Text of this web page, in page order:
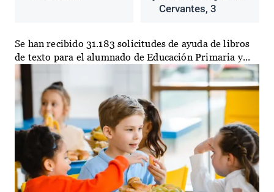
Cervantes, 3
Se han recibido 31.183 solicitudes de ayuda de libros
de texto para el alumnado de Educación Primaria y...